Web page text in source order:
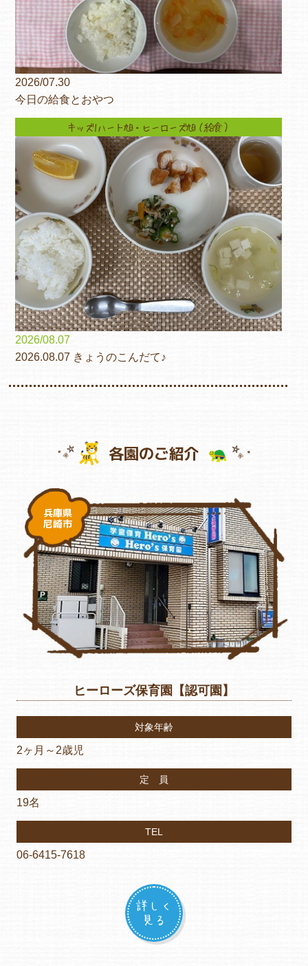
2026/07.30
今日の給食とおやつ
キッズ1ハート旭・ヒーローズ旭（給食）
2026/08.07
2026.08.07 きょうのこんだて♪
各園のご紹介
兵庫県
尼崎市
ヒーローズ保育園【認可園】
対象年齢
2ヶ月～2歳児
定 員
19名
TEL
06-6415-7618
詳しく
見る